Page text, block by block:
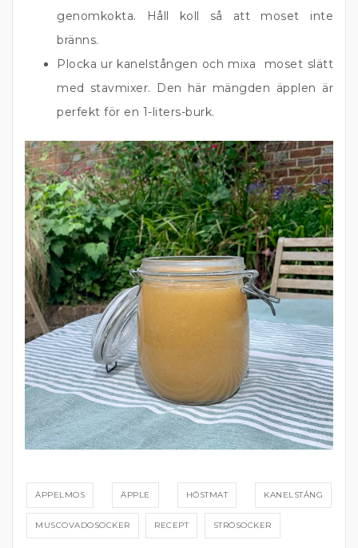
genomkokta. Håll koll så att moset inte
bränns.
Plocka ur kanelstången och mixa moset slätt
med stavmixer. Den här mängden äpplen är
perfekt för en 1-liters-burk.
ÄPPELMOS ÄPPLE HÖSTMAT KANELSTÅNG
MUSCOVADOSOCKER RECEPT STRÖSOCKER